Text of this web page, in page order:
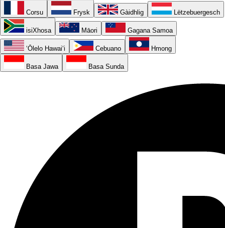
Corsu Frysk Gàidhlig Lëtzebuergesch
isiXhosa Māori Gagana Samoa
ʻŌlelo Hawaiʻi Cebuano Hmong
Basa Jawa Basa Sunda